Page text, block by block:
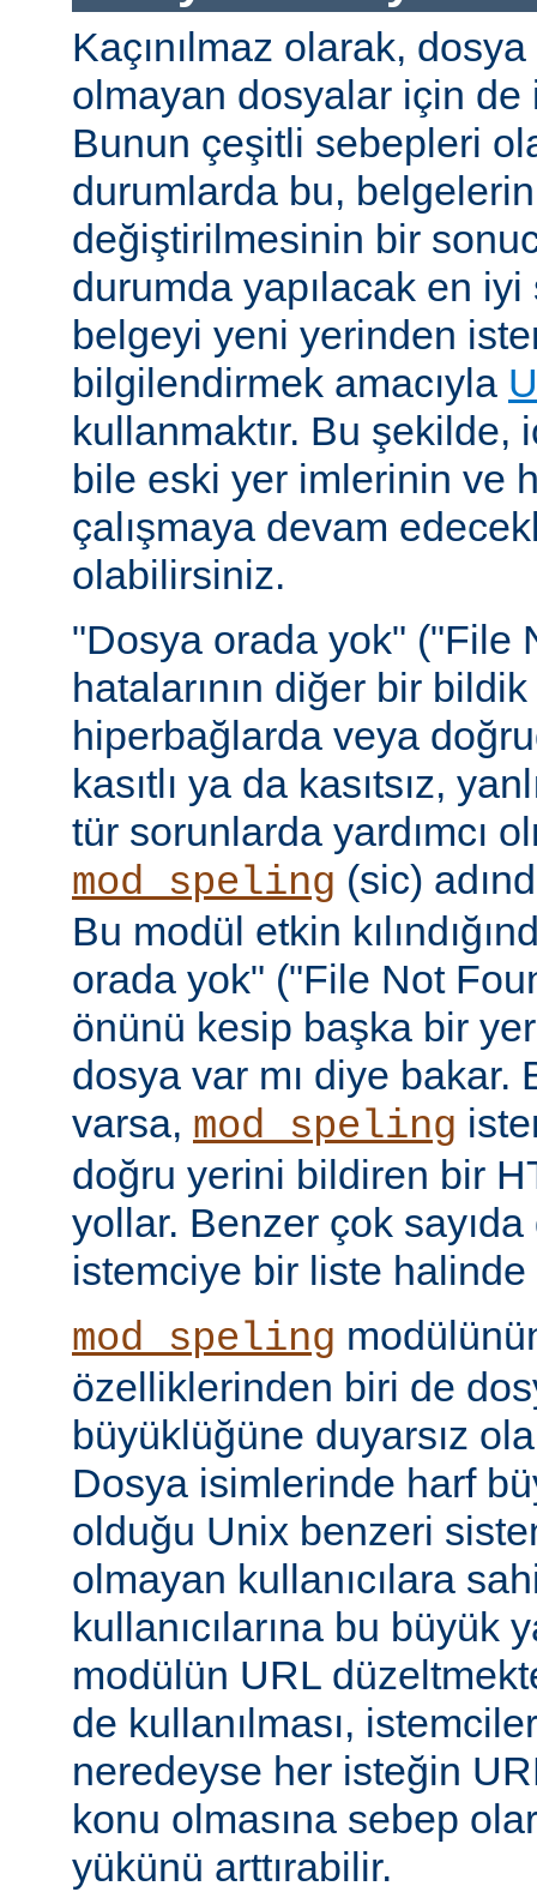
Kaçınılmaz olarak,
olmayan dosyalar için de
Bunun çeşitli sebepleri
durumlarda bu,
değiştirilmesinin bir
durumda yapılacak en
belgeyi yeni yerinden
bilgilendirmek amacıyla
kullanmaktır. Bu
bile eski yer imlerinin ve
çalışmaya devam
olabilirsiniz.
"Dosya orada yok" ("File
hatalarının diğer bir
hiperbağlarda veya
kasıtlı ya da kasıtsız,
tür sorunlarda yardımcı
mod_speling (sic)
Bu modül etkin
orada yok" ("File Not
önünü kesip başka bir
dosya var mı diye bakar.
varsa, mod_speling
doğru yerini bildiren bir
yollar. Benzer çok
istemciye bir liste halinde
mod_speling
özelliklerinden biri de
büyüklüğüne duyarsız
Dosya isimlerinde harf
olduğu Unix benzeri
olmayan kullanıcılara
kullanıcılarına bu büyük
modülün URL
de kullanılması,
neredeyse her isteğin
konu olmasına sebep
yükünü arttırabilir.